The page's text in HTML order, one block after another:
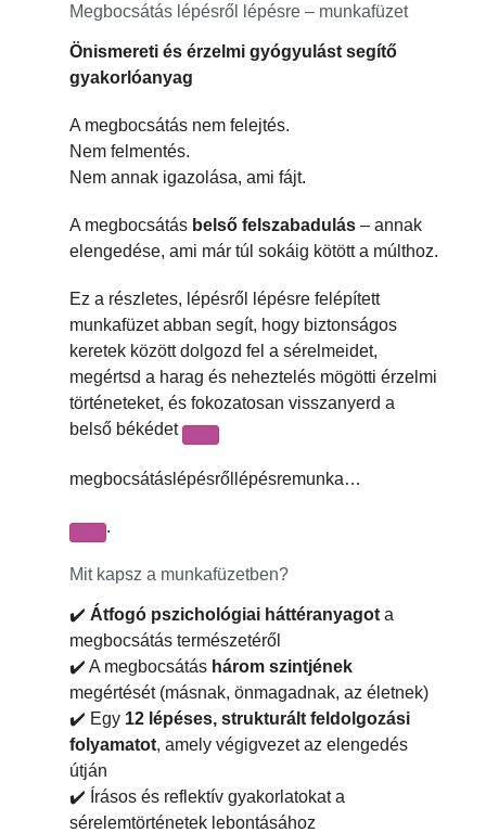
Megbocsátás lépésről lépésre – munkafüzet
Önismereti és érzelmi gyógyulást segítő
gyakorlóanyag
A megbocsátás nem felejtés.
Nem felmentés.
Nem annak igazolása, ami fájt.
A megbocsátás belső felszabadulás– annak
elengedése, ami már túl sokáig kötött a múlthoz.
Ez a részletes, lépésről lépésre felépített
munkafüzet abban segít, hogy biztonságos
keretek között dolgozd fel a sérelmeidet,
megértsd a harag és neheztelés mögötti érzelmi
történeteket, és fokozatosan visszanyerd a
belső békédet
megbocsátáslépésrőllépésremunka…
.
Mit kapsz a munkafüzetben?
✔️ Átfogó pszichológiai háttéranyagota
megbocsátás természetéről
✔️ A megbocsátás három szintjének
megértését (másnak, önmagadnak, az életnek)
✔️ Egy 12 lépéses, strukturált feldolgozási
folyamatot, amely végigvezet az elengedés
útján
✔️ Írásos és reflektív gyakorlatokat a
sérelemtörténetek lebontásához